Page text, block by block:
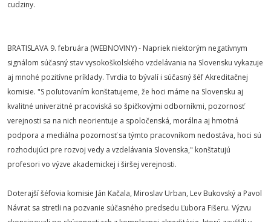
cudziny.
BRATISLAVA 9. februára (WEBNOVINY) - Napriek niektorým negatívnym
signálom súčasný stav vysokoškolského vzdelávania na Slovensku vykazuje
aj mnohé pozitívne príklady. Tvrdia to bývalí i súčasný šéf Akreditačnej
komisie. "S poľutovaním konštatujeme, že hoci máme na Slovensku aj
kvalitné univerzitné pracoviská so špičkovými odborníkmi, pozornosť
verejnosti sa na nich neorientuje a spoločenská, morálna aj hmotná
podpora a mediálna pozornosť sa týmto pracovníkom nedostáva, hoci sú
rozhodujúci pre rozvoj vedy a vzdelávania Slovenska," konštatujú
profesori vo výzve akademickej i širšej verejnosti.
Doterajší šéfovia komisie Ján Kačala, Miroslav Urban, Lev Bukovský a Pavol
Návrat sa stretli na pozvanie súčasného predsedu Ľubora Fišeru. Výzvu